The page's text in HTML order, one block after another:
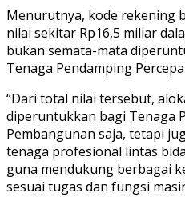
Menurutnya, kode rekening
nilai sekitar Rp16,5 miliar
bukan semata-mata
Tenaga Pendamping
“Dari total nilai tersebut,
diperuntukkan bagi Tenaga
Pembangunan saja, tetapi
tenaga profesional lintas
guna mendukung berbagai
sesuai tugas dan fungsi